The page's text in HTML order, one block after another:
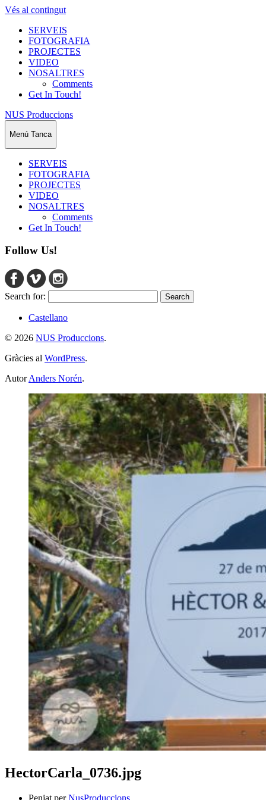
Vés al contingut
SERVEIS
FOTOGRAFIA
PROJECTES
VIDEO
NOSALTRES
Comments
Get In Touch!
NUS Produccions
Menú Tanca
SERVEIS
FOTOGRAFIA
PROJECTES
VIDEO
NOSALTRES
Comments
Get In Touch!
Follow Us!
Search for:
Castellano
© 2026 NUS Produccions.
Gràcies al WordPress.
AutorAnders Norén.
HectorCarla_0736.jpg
Penjat perNusProduccions